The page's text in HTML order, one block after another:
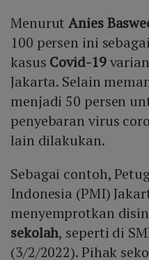
MenurutAnies
100 persen ini
kasus Covid-19
Jakarta. Selain
menjadi 50 persen
penyebaran virus
lain dilakukan.
Sebagai contoh,
Indonesia (PMI)
menyemprotkan
sekolah, seperti di
(3/2/2022). Pihak